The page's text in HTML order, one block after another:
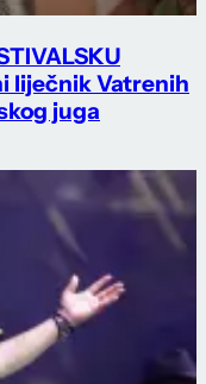
liječnik Vatrenih
juga